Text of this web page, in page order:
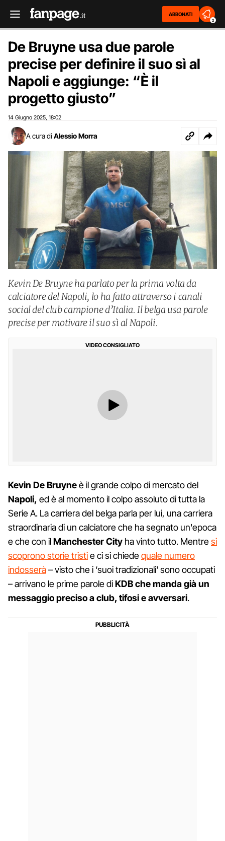
ABBONATI
2
De Bruyne usa due parole
precise per definire il suo sì al
Napoli e aggiunge: “È il
progetto giusto”
14 Giugno 2025 18:02
A cura di Alessio Morra
Kevin De Bruyne ha parlato per la prima volta da
calciatore del Napoli, lo ha fatto attraverso i canali
social del club campione d’Italia. Il belga usa parole
precise per motivare il suo sì al Napoli.
VIDEO CONSIGLIATO
Kevin De Bruyneè il grande colpo di mercato del
Napoli, ed è al momento il colpo assoluto di tutta la
Serie A. La carriera del belga parla per lui, una carriera
straordinaria di un calciatore che ha segnato un'epoca
e che con ilManchester City ha vinto tutto. Mentresi
scoprono storie tristie ci si chiedequale numero
indosserà– visto che i ‘suoi tradizionali' sono occupati
– arrivano le prime parole diKDB che manda già un
messaggio preciso a club, tifosi e avversari.